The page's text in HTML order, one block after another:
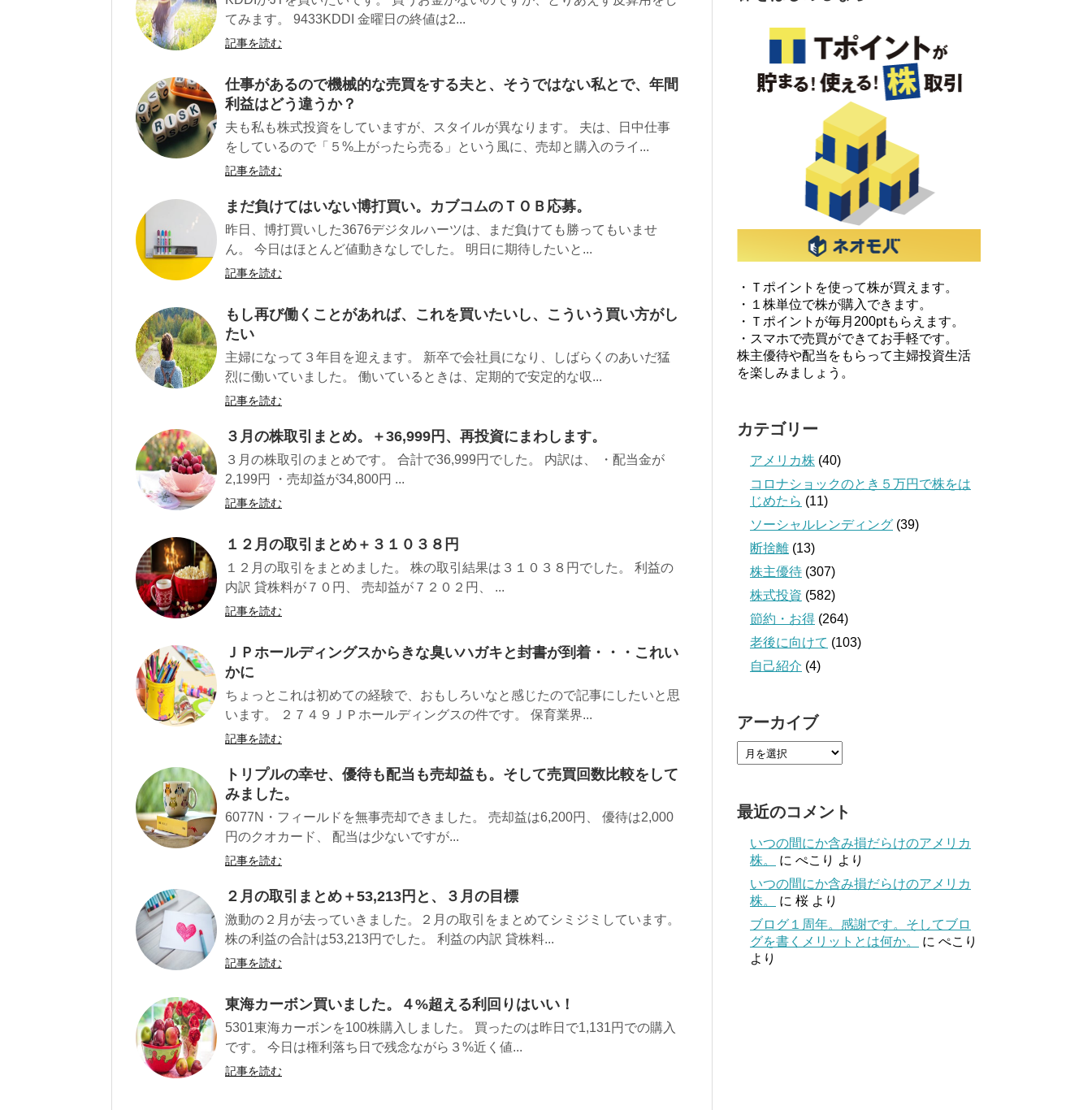
てみます。 9433KDDI 金曜日の終値は2...
記事を読む
仕事があるので機械的な売買をする夫と、そうではない私とで、年間
利益はどう違うか？
夫も私も株式投資をしていますが、スタイルが異なります。 夫は、日中仕事
をしているので「５%上がったら売る」という風に、売却と購入のライ...
記事を読む
まだ負けてはいない博打買い。カブコムのＴＯＢ応募。
昨日、博打買いした3676デジタルハーツは、まだ負けても勝ってもいませ
ん。 今日はほとんど値動きなしでした。 明日に期待したいと...
記事を読む
もし再び働くことがあれば、これを買いたいし、こういう買い方がし
たい
主婦になって３年目を迎えます。 新卒で会社員になり、しばらくのあいだ猛
烈に働いていました。 働いているときは、定期的で安定的な収...
記事を読む
３月の株取引まとめ。＋36,999円、再投資にまわします。
３月の株取引のまとめです。 合計で36,999円でした。 内訳は、 ・配当金が
2,199円 ・売却益が34,800円 ...
記事を読む
１２月の取引まとめ＋３１０３８円
１２月の取引をまとめました。 株の取引結果は３１０３８円でした。 利益の
内訳 貸株料が７０円、 売却益が７２０２円、 ...
記事を読む
ＪＰホールディングスからきな臭いハガキと封書が到着・・・これい
かに
ちょっとこれは初めての経験で、おもしろいなと感じたので記事にしたいと思
います。 ２７４９ＪＰホールディングスの件です。 保育業界...
記事を読む
トリプルの幸せ、優待も配当も売却益も。そして売買回数比較をして
みました。
6077N・フィールドを無事売却できました。 売却益は6,200円、 優待は2,000
円のクオカード、 配当は少ないですが...
記事を読む
２月の取引まとめ＋53,213円と、３月の目標
激動の２月が去っていきました。２月の取引をまとめてシミジミしています。
株の利益の合計は53,213円でした。 利益の内訳 貸株料...
記事を読む
東海カーボン買いました。４%超える利回りはいい！
5301東海カーボンを100株購入しました。 買ったのは昨日で1,131円での購入
です。 今日は権利落ち日で残念ながら３%近く値...
記事を読む
・Ｔポイントを使って株が買えます。
・１株単位で株が購入できます。
・Ｔポイントが毎月200ptもらえます。
・スマホで売買ができてお手軽です。
株主優待や配当をもらって主婦投資生活
を楽しみましょう。
カテゴリー
アメリカ株 (40)
コロナショックのとき５万円で株をは
じめたら (11)
ソーシャルレンディング (39)
断捨離 (13)
株主優待 (307)
株式投資 (582)
節約・お得 (264)
老後に向けて (103)
自己紹介 (4)
アーカイブ
最近のコメント
いつの間にか含み損だらけのアメリカ
株。
に ぺこり より
いつの間にか含み損だらけのアメリカ
株。
に 桜 より
ブログ１周年。感謝です。そしてブロ
グを書くメリットとは何か。
に ぺこり
より